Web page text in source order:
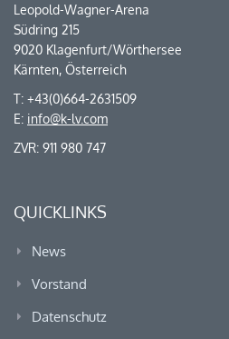
Leopold-Wagner-Arena
Südring 215
9020 Klagenfurt/Wörthersee
Kärnten, Österreich
T: +43(0)664-2631509
E: info@k-lv.com
ZVR: 911 980 747
QUICKLINKS
News
Vorstand
Datenschutz